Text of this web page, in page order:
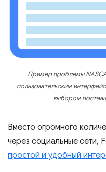
Пример проблемы
пользовательским
выбором
Вместо огромного
через социальные сети,
простой и удобный